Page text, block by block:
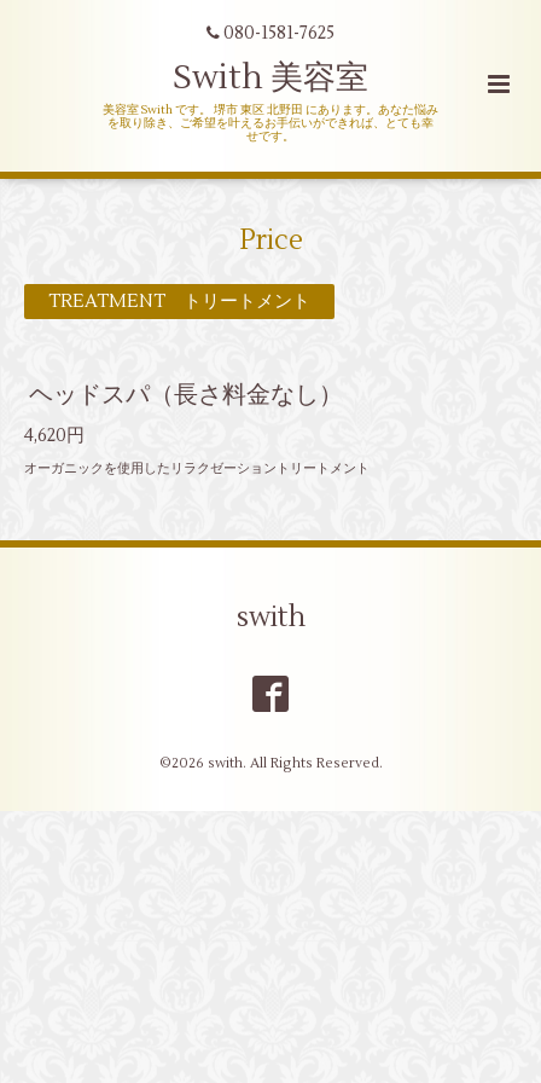
080-1581-7625
Swith 美容室
美容室 Swith です。 堺市 東区 北野田 にあります。あなた悩み
を取り除き、ご希望を叶えるお手伝いができれば、とても幸
せです。
Price
TREATMENT トリートメント
ヘッドスパ（長さ料金なし）
4,620円
オーガニックを使用したリラクゼーショントリートメント
swith
©2026 swith. All Rights Reserved.